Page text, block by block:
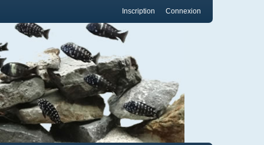
Connexion
Inscription